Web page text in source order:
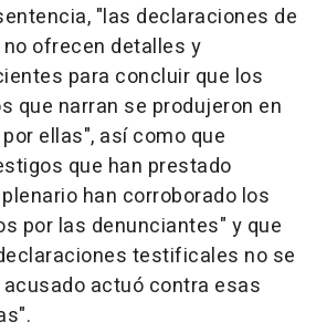
"las declaraciones de
ofrecen detalles y
para concluir que los
que narran se produjeron en
ellas", así como que
que han prestado
han corroborado los
por las denunciantes" y que
testificales no se
actuó contra esas